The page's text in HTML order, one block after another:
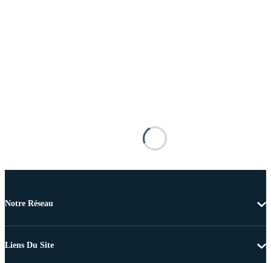
Notre Réseau
Liens Du Site